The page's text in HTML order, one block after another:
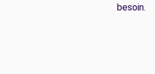
besoin.